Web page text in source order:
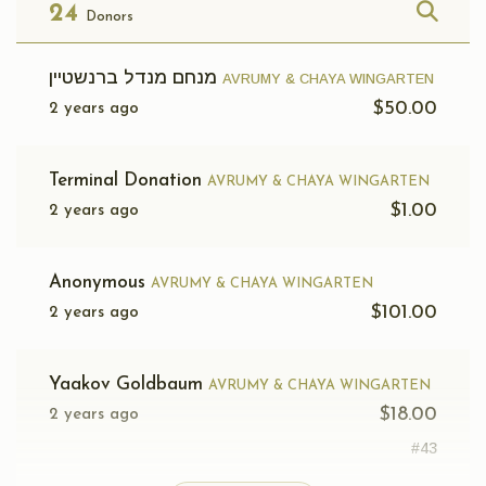
24 Donors
AVRUMY & CHAYA WINGARTEN
2 years ago
$50.00
Terminal Donation AVRUMY & CHAYA WINGARTEN
2 years ago $1.00
Anonymous AVRUMY & CHAYA WINGARTEN
2 years ago $101.00
Yaakov Goldbaum AVRUMY & CHAYA WINGARTEN
2 years ago $18.00
#43